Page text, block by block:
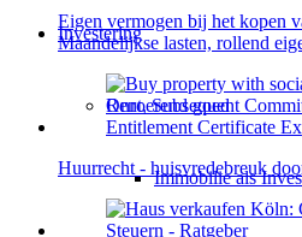
Investering
Onroerend goed
Immobilie als
Eigen vermogen bij het kopen
Maandelijkse lasten, rollend
Huurrecht - huisvredebreuk